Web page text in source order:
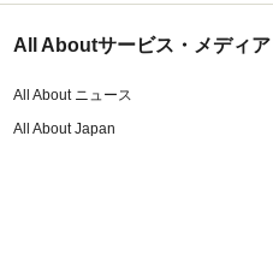
All Aboutサービス・メディア
All About ニュース
All About Japan